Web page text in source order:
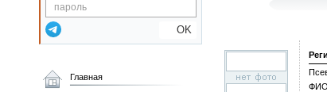
OK
ФИО
Главная